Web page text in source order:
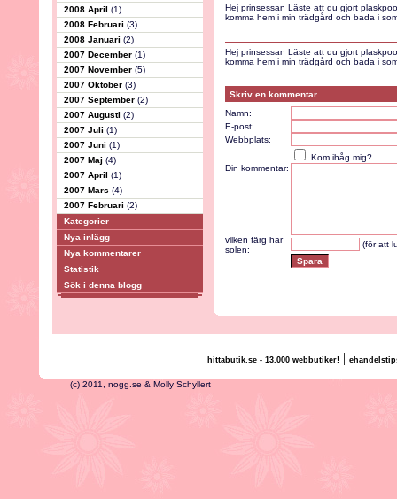
2008 April (1)
2008 Februari (3)
2008 Januari (2)
2007 December (1)
2007 November (5)
2007 Oktober (3)
2007 September (2)
2007 Augusti (2)
2007 Juli (1)
2007 Juni (1)
2007 Maj (4)
2007 April (1)
2007 Mars (4)
2007 Februari (2)
Kategorier
Nya inlägg
Nya kommentarer
Statistik
Sök i denna blogg
Hej prinsessan Läste att du gjort
komma hem i min trädgård och bada i
Hej prinsessan Läste att du gjort
komma hem i min trädgård och bada i
Skriv en kommentar
Namn:
E-post:
Webbplats:
Kom ihåg mig?
Din kommentar:
vilken färg har
solen:
(för att
hittabutik.se - 13.000 webbutiker!|
(c) 2011, nogg.se & Molly Schyllert